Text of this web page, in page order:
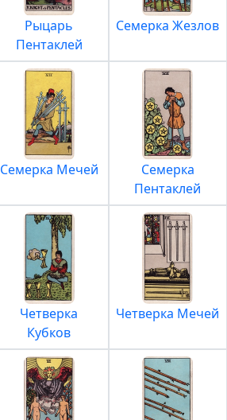
Рыцарь
Пентаклей
Семерка Жезлов
Семерка Мечей
Семерка
Пентаклей
Четверка
Кубков
Четверка Мечей